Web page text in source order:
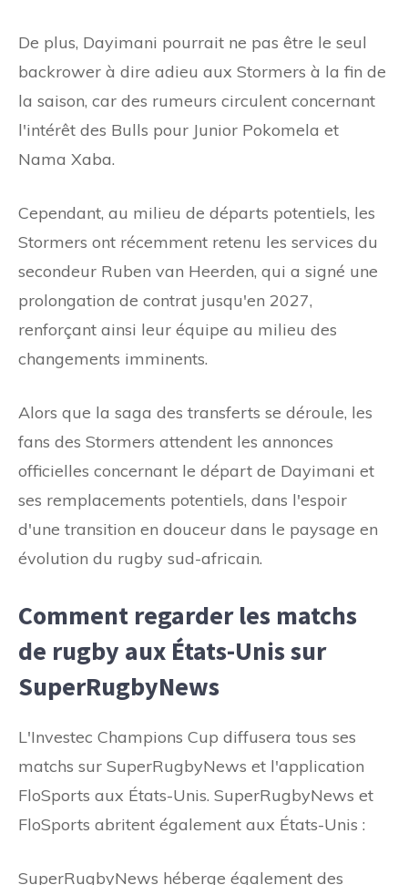
De plus, Dayimani pourrait ne pas être le seul
backrower à dire adieu aux Stormers à la fin de
la saison, car des rumeurs circulent concernant
l'intérêt des Bulls pour Junior Pokomela et
Nama Xaba.
Cependant, au milieu de départs potentiels, les
Stormers ont récemment retenu les services du
secondeur Ruben van Heerden, qui a signé une
prolongation de contrat jusqu'en 2027,
renforçant ainsi leur équipe au milieu des
changements imminents.
Alors que la saga des transferts se déroule, les
fans des Stormers attendent les annonces
officielles concernant le départ de Dayimani et
ses remplacements potentiels, dans l'espoir
d'une transition en douceur dans le paysage en
évolution du rugby sud-africain.
Comment regarder les matchs
de rugby aux États-Unis sur
SuperRugbyNews
L'Investec Champions Cup diffusera tous ses
matchs sur SuperRugbyNews et l'application
FloSports aux États-Unis. SuperRugbyNews et
FloSports abritent également aux États-Unis :
SuperRugbyNews héberge également des